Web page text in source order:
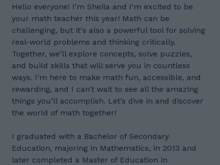
Hello everyone! I'm Sheila and I'm excited to be
your math teacher this year! Math can be
challenging, but it's also a powerful tool for solving
real-world problems and thinking critically.
Together, we'll explore concepts, solve puzzles,
and build skills that will serve you in countless
ways. I’m here to make math fun, accessible, and
rewarding, and I can’t wait to see all the amazing
things you’ll accomplish. Let’s dive in and discover
the world of math together!
I graduated with a Bachelor of Secondary
Education, majoring in Mathematics, in 2013 and
later completed a Master of Education in